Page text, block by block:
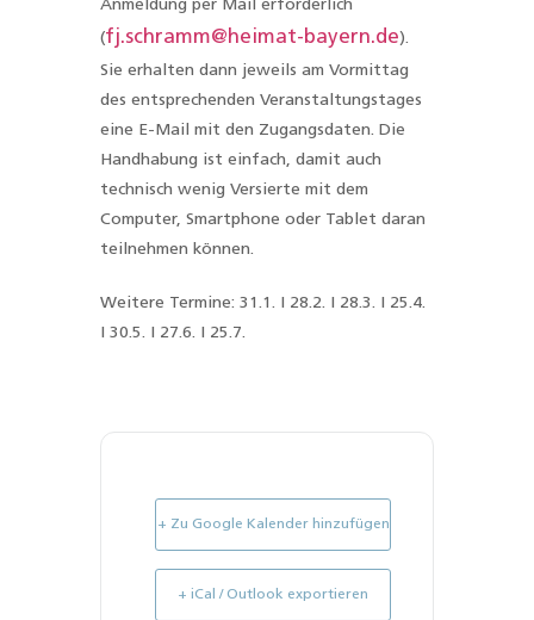
Anmeldung per Mail erforderlich
(fj.schramm@heimat-bayern.de).
Sie erhalten dann jeweils am Vormittag
des entsprechenden Veranstaltungstages
eine E-Mail mit den Zugangsdaten. Die
Handhabung ist einfach, damit auch
technisch wenig Versierte mit dem
Computer, Smartphone oder Tablet daran
teilnehmen können.
Weitere Termine: 31.1. I 28.2. I 28.3. I 25.4.
I 30.5. I 27.6. I 25.7.
+ Zu Google Kalender hinzufügen
+ iCal / Outlook exportieren